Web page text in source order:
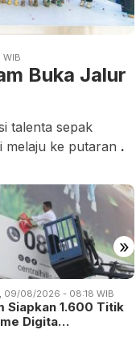
Buka Jalur
talenta sepak
melaju ke putaran .
»
09/08/2026 - 08:18 WIB
Siapkan 1.600 Titik
Digita…